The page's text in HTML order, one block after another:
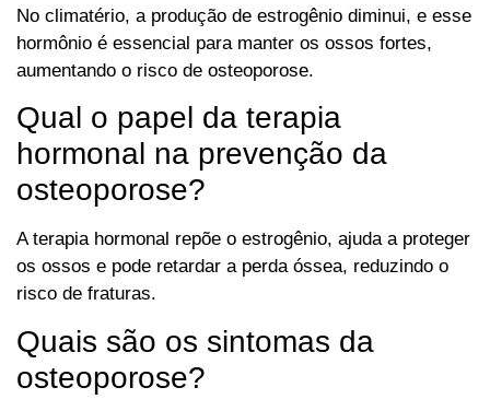
No climatério, a produção de estrogênio diminui, e esse
hormônio é essencial para manter os ossos fortes,
aumentando o risco de osteoporose.
Qual o papel da terapia
hormonal na prevenção da
osteoporose?
A terapia hormonal repõe o estrogênio, ajuda a proteger
os ossos e pode retardar a perda óssea, reduzindo o
risco de fraturas.
Quais são os sintomas da
osteoporose?